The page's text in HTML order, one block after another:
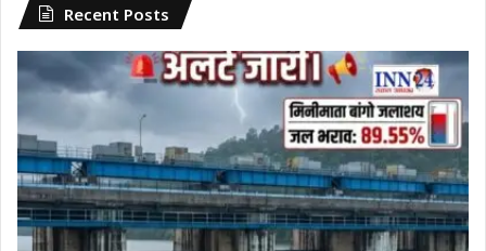
Recent Posts